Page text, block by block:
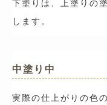
下塗りは、上塗りの
します。
中塗り中
実際の仕上がりの色